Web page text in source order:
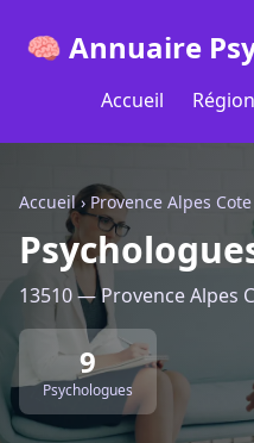
🧠 Annuaire
Accueil
Accueil› Provence Alpes
13510 — Provence Alpes
9
Psychologues